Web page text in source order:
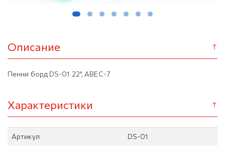
Описание
Пенни борд DS-01 22", ABEC-7
Характеристики
Артикул DS-01